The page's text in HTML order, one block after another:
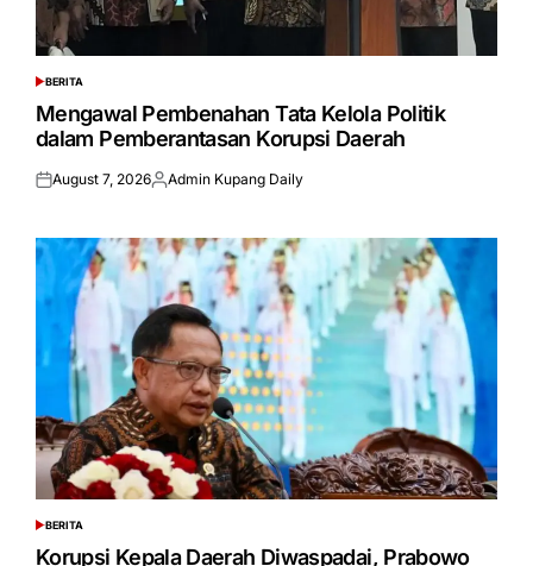
POSTED
IN
BERITA
Mengawal Pembenahan Tata Kelola Politik
dalam Pemberantasan Korupsi Daerah
Posted
August 7, 2026Posted
Admin Kupang Daily
POSTED
IN
BERITA
Korupsi Kepala Daerah Diwaspadai, Prabowo